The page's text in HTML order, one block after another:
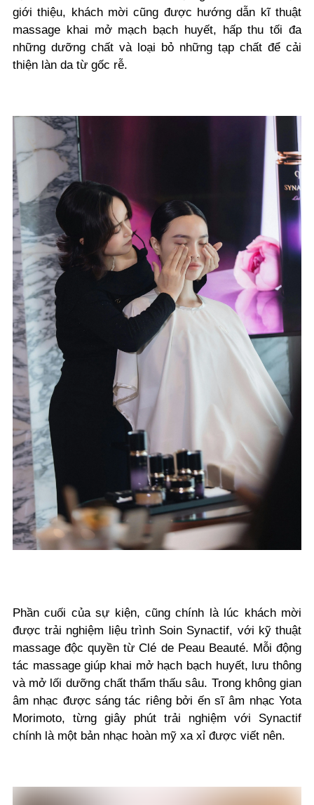
giới thiệu, khách mời cũng được hướng dẫn kĩ thuật
massage khai mở mạch bạch huyết, hấp thu tối đa
những dưỡng chất và loại bỏ những tạp chất để cải
thiện làn da từ gốc rễ.
Phần cuối của sự kiện, cũng chính là lúc khách mời
được trải nghiệm liệu trình Soin Synactif, với kỹ thuật
massage độc quyền từ Clé de Peau Beauté. Mỗi động
tác massage giúp khai mở hạch bạch huyết, lưu thông
và mở lối dưỡng chất thẩm thấu sâu. Trong không gian
âm nhạc được sáng tác riêng bởi ến sĩ âm nhạc Yota
Morimoto, từng giây phút trải nghiệm với Synactif
chính là một bản nhạc hoàn mỹ xa xỉ được viết nên.